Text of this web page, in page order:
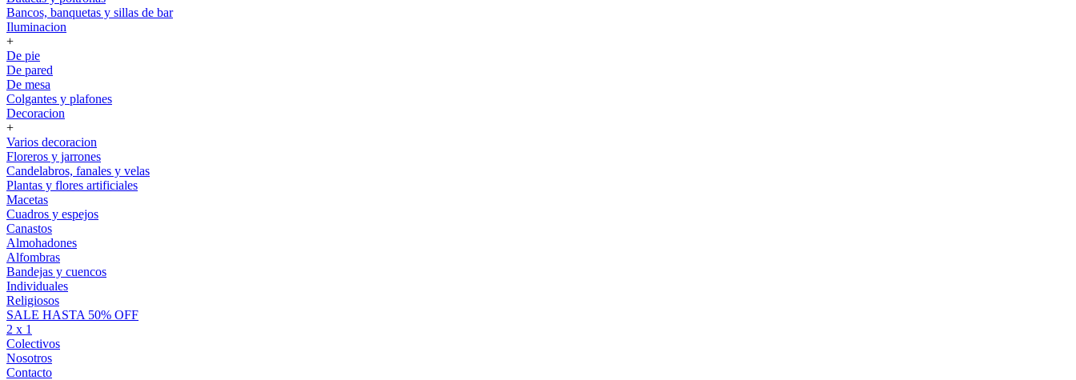
Bancos, banquetas y sillas de bar
Iluminacion
+
De pie
De pared
De mesa
Colgantes y plafones
Decoracion
+
Varios decoracion
Floreros y jarrones
Candelabros, fanales y velas
Plantas y flores artificiales
Macetas
Cuadros y espejos
Canastos
Almohadones
Alfombras
Bandejas y cuencos
Individuales
Religiosos
SALE HASTA 50% OFF
2 x 1
Colectivos
Nosotros
Contacto